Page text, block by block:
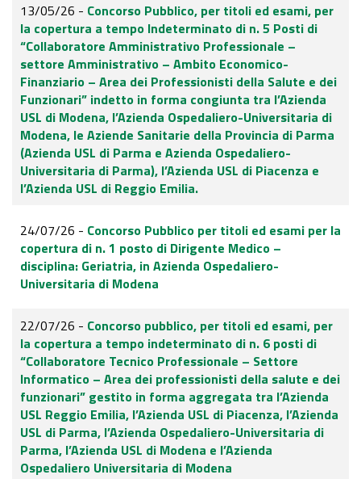
13/05/26 - Concorso Pubblico, per titoli ed esami, per
la copertura a tempo Indeterminato di n. 5 Posti di
“Collaboratore Amministrativo Professionale –
settore Amministrativo – Ambito Economico-
Finanziario – Area dei Professionisti della Salute e dei
Funzionari” indetto in forma congiunta tra l’Azienda
USL di Modena, l’Azienda Ospedaliero-Universitaria di
Modena, le Aziende Sanitarie della Provincia di Parma
(Azienda USL di Parma e Azienda Ospedaliero-
Universitaria di Parma), l’Azienda USL di Piacenza e
l’Azienda USL di Reggio Emilia.
24/07/26 - Concorso Pubblico per titoli ed esami per la
copertura di n. 1 posto di Dirigente Medico –
disciplina: Geriatria, in Azienda Ospedaliero-
Universitaria di Modena
22/07/26 - Concorso pubblico, per titoli ed esami, per
la copertura a tempo indeterminato di n. 6 posti di
“Collaboratore Tecnico Professionale – Settore
Informatico – Area dei professionisti della salute e dei
funzionari” gestito in forma aggregata tra l’Azienda
USL Reggio Emilia, l’Azienda USL di Piacenza, l’Azienda
USL di Parma, l’Azienda Ospedaliero-Universitaria di
Parma, l’Azienda USL di Modena e l’Azienda
Ospedaliero Universitaria di Modena